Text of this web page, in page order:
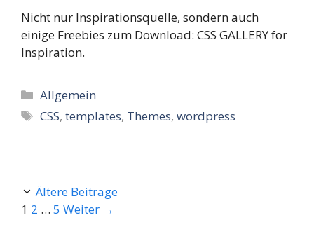
Nicht nur Inspirationsquelle, sondern auch
einige Freebies zum Download: CSS GALLERY for
Inspiration.
Kategorien
Allgemein
Schlagwörter
CSS,templates, Themes,wordpress
Ältere Beiträge
Seite
1 Seite
2 … Seite
5 Weiter →